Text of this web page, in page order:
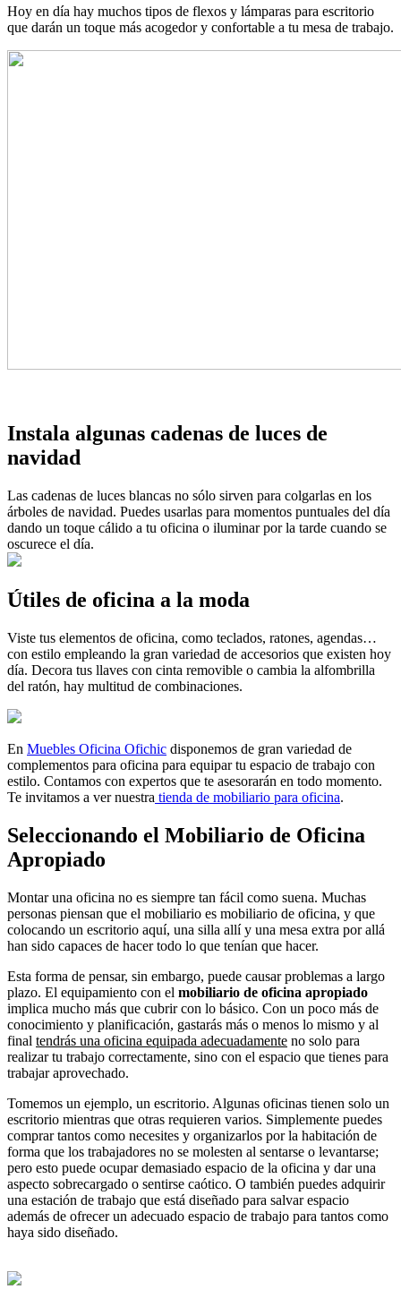
Hoy en día hay muchos tipos de flexos y lámparas para escritorio
que darán un toque más acogedor y confortable a tu mesa de trabajo.
Instala algunas cadenas de luces de
navidad
Las cadenas de luces blancas no sólo sirven para colgarlas en los
árboles de navidad. Puedes usarlas para momentos puntuales del día
dando un toque cálido a tu oficina o iluminar por la tarde cuando se
oscurece el día.
Útiles de oficina a la moda
Viste tus elementos de oficina, como teclados, ratones, agendas…
con estilo empleando la gran variedad de accesorios que existen hoy
día. Decora tus llaves con cinta removible o cambia la alfombrilla
del ratón, hay multitud de combinaciones.
En Muebles Oficina Ofichic disponemos de gran variedad de
complementos para oficina para equipar tu espacio de trabajo con
estilo. Contamos con expertos que te asesorarán en todo momento.
Te invitamos a ver nuestra tienda de mobiliario para oficina.
Seleccionando el Mobiliario de Oficina
Apropiado
Montar una oficina no es siempre tan fácil como suena. Muchas
personas piensan que el mobiliario es mobiliario de oficina, y que
colocando un escritorio aquí, una silla allí y una mesa extra por allá
han sido capaces de hacer todo lo que tenían que hacer.
Esta forma de pensar, sin embargo, puede causar problemas a largo
plazo. El equipamiento con el mobiliario de oficina apropiado
implica mucho más que cubrir con lo básico. Con un poco más de
conocimiento y planificación, gastarás más o menos lo mismo y al
final tendrás una oficina equipada adecuadamente no solo para
realizar tu trabajo correctamente, sino con el espacio que tienes para
trabajar aprovechado.
Tomemos un ejemplo, un escritorio. Algunas oficinas tienen solo un
escritorio mientras que otras requieren varios. Simplemente puedes
comprar tantos como necesites y organizarlos por la habitación de
forma que los trabajadores no se molesten al sentarse o levantarse;
pero esto puede ocupar demasiado espacio de la oficina y dar una
aspecto sobrecargado o sentirse caótico. O también puedes adquirir
una estación de trabajo que está diseñado para salvar espacio
además de ofrecer un adecuado espacio de trabajo para tantos como
haya sido diseñado.